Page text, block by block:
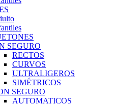
SEGURO
RECTOS
CURVOS
ULTRALIGEROS
SIMÉTRICOS
SEGURO
AUTOMATICOS